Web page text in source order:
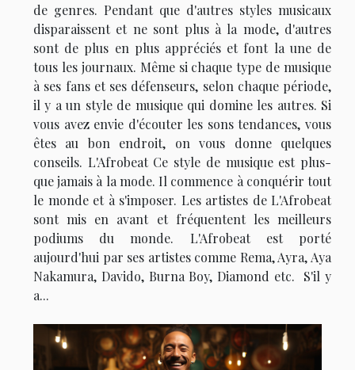
de genres. Pendant que d'autres styles musicaux
disparaissent et ne sont plus à la mode, d'autres
sont de plus en plus appréciés et font la une de
tous les journaux. Même si chaque type de musique
à ses fans et ses défenseurs, selon chaque période,
il y a un style de musique qui domine les autres. Si
vous avez envie d'écouter les sons tendances, vous
êtes au bon endroit, on vous donne quelques
conseils. L'Afrobeat Ce style de musique est plus-
que jamais à la mode. Il commence à conquérir tout
le monde et à s'imposer. Les artistes de L'Afrobeat
sont mis en avant et fréquentent les meilleurs
podiums du monde. L'Afrobeat est porté
aujourd'hui par ses artistes comme Rema, Ayra, Aya
Nakamura, Davido, Burna Boy, Diamond etc. S'il y
a...